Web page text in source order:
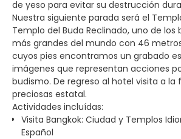
de yeso para evitar su destrucción
Nuestra siguiente parada será el
Templo del Buda Reclinado, uno de los
más grandes del mundo con 46
cuyos pies encontramos un grabado
imágenes que representan acciones
budismo. De regreso al hotel visita a la
preciosas estatal.
Actividades incluídas:
Visita Bangkok: Ciudad y Templos
Español